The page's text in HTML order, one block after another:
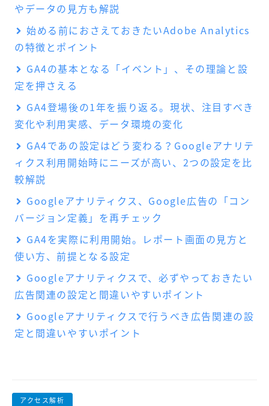
アクセス解析
やデータの見方も解説
始める前におさえておきたいAdobe Analytics
の特徴とポイント
GA4の基本となる「イベント」、その理論と設
定を押さえる
GA4登場後の1年を振り返る。現状、注目すべき
変化や利用実感、データ環境の変化
GA4であの設定はどう変わる？Googleアナリテ
ィクス利用開始時にニーズが高い、2つの設定を比
較解説
Googleアナリティクス、Google広告の「コン
バージョン定義」を再チェック
GA4を実際に利用開始。レポート画面の見方と
使い方、前提となる設定
Googleアナリティクスで、必ずやっておきたい
広告関連の設定と間違いやすいポイント
Googleアナリティクスで行うべき広告関連の設
定と間違いやすいポイント